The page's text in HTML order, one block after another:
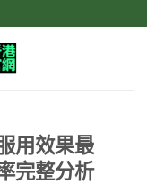
用效果最
完整分析